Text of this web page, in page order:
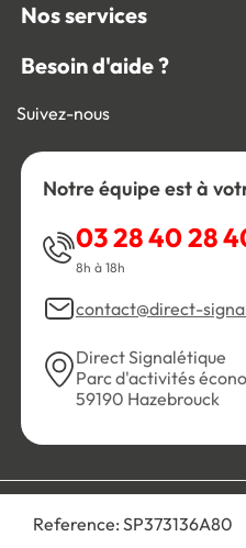
Reference: SP373136A80
Nos services
Besoin d'aide ?
Suivez-nous
Notre équipe est à
03 28 40 28
8h à 18h
contact@direct-
Direct Signalétique
Parc d'activités
59190 Hazebrouck
Personnaliser les cookies